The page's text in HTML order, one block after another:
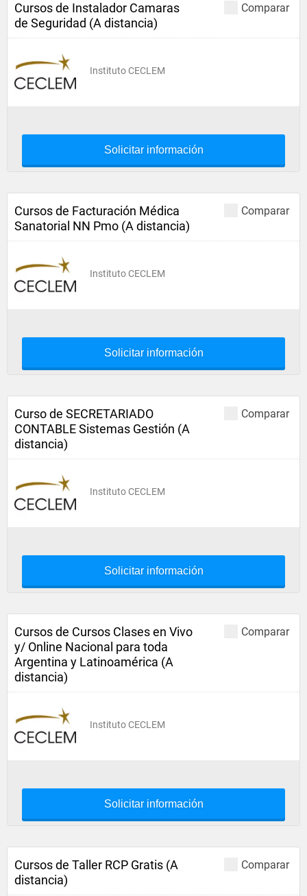
Comparar
Cursos de Instalador Camaras
de Seguridad (A distancia)
Instituto CECLEM
Solicitar información
Comparar
Cursos de Facturación Médica
Sanatorial NN Pmo (A distancia)
Instituto CECLEM
Solicitar información
Comparar
Curso de SECRETARIADO
CONTABLE Sistemas Gestión (A
distancia)
Instituto CECLEM
Solicitar información
Comparar
Cursos de Cursos Clases en Vivo
y/ Online Nacional para toda
Argentina y Latinoamérica (A
distancia)
Instituto CECLEM
Solicitar información
Comparar
Cursos de Taller RCP Gratis (A
distancia)